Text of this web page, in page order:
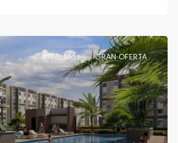
Ver Más GRAN OFERTA